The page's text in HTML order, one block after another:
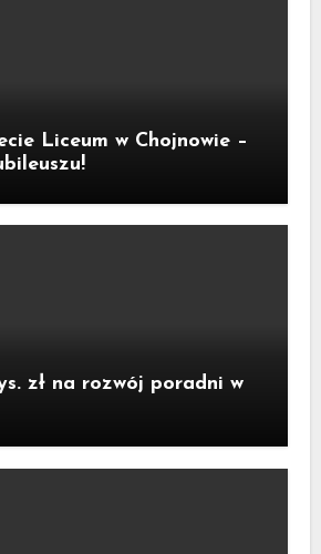
Liceum w Chojnowie –
zł na rozwój poradni w